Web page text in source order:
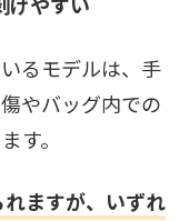
るモデルは、手
やバッグ内での
す。
ますが、いずれ